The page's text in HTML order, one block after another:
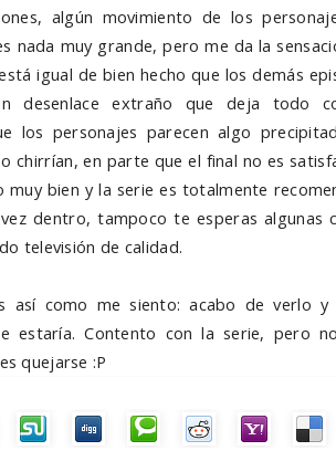
algún movimiento de los
nada muy grande, pero me da la
igual de bien hecho que los demás
desenlace extraño que deja todo
los personajes parecen algo
chirrían, en parte que el final no es
bien y la serie es totalmente
dentro, tampoco te esperas algunas
televisión de calidad.
así como me siento: acabo de verlo
estaría. Contento con la serie, pero
quejarse :P